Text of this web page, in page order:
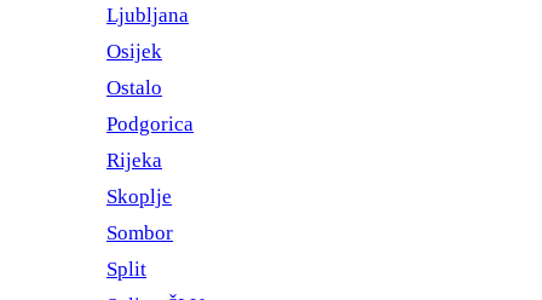
Ljubljana
Osijek
Ostalo
Podgorica
Rijeka
Skoplje
Sombor
Split